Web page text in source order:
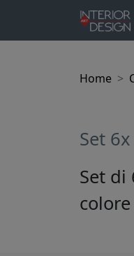
Home
Set
Set di